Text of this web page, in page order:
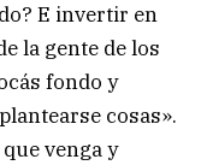
E invertir en
la gente de los
fondo y
cosas».
venga y